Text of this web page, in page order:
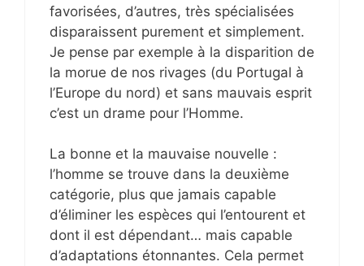
favorisées, d’autres, très spécialisées
disparaissent purement et simplement.
Je pense par exemple à la disparition de
la morue de nos rivages (du Portugal à
l’Europe du nord) et sans mauvais esprit
c’est un drame pour l’Homme.
La bonne et la mauvaise nouvelle :
l’homme se trouve dans la deuxième
catégorie, plus que jamais capable
d’éliminer les espèces qui l’entourent et
dont il est dépendant… mais capable
d’adaptations étonnantes. Cela permet